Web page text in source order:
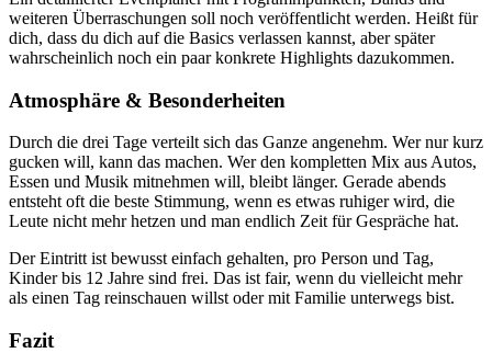
weiteren Überraschungen soll noch veröffentlicht werden. Heißt für
dich, dass du dich auf die Basics verlassen kannst, aber später
wahrscheinlich noch ein paar konkrete Highlights dazukommen.
Atmosphäre & Besonderheiten
Durch die drei Tage verteilt sich das Ganze angenehm. Wer nur kurz
gucken will, kann das machen. Wer den kompletten Mix aus Autos,
Essen und Musik mitnehmen will, bleibt länger. Gerade abends
entsteht oft die beste Stimmung, wenn es etwas ruhiger wird, die
Leute nicht mehr hetzen und man endlich Zeit für Gespräche hat.
Der Eintritt ist bewusst einfach gehalten, pro Person und Tag,
Kinder bis 12 Jahre sind frei. Das ist fair, wenn du vielleicht mehr
als einen Tag reinschauen willst oder mit Familie unterwegs bist.
Fazit